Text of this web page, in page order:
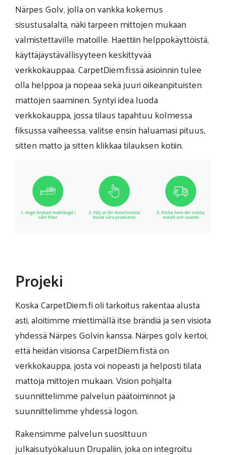
Närpes Golv, jolla on vankka kokemus
sisustusalalta, näki tarpeen mittojen mukaan
valmistettaville matoille. Haettiin helppokäyttöistä,
käyttäjäystävällisyyteen keskittyvää
verkkokauppaa. CarpetDiem.fi:ssä asioinnin tulee
olla helppoa ja nopeaa sekä juuri oikeanpituisten
mattojen saaminen. Syntyi idea luoda
verkkokauppa, jossa tilaus tapahtuu kolmessa
fiksussa vaiheessa, valitse ensin haluamasi pituus,
sitten matto ja sitten klikkaa tilauksen kotiin.
Projeki
Koska CarpetDiem.fi oli tarkoitus rakentaa alusta
asti, aloitimme miettimällä itse brändiä ja sen visiota
yhdessä Närpes Golvin kanssa. Närpes golv kertoi,
että heidän visionsa CarpetDiem.fi:stä on
verkkokauppa, josta voi nopeasti ja helposti tilata
mattoja mittojen mukaan. Vision pohjalta
suunnittelimme palvelun päätoiminnot ja
suunnittelimme yhdessä logon.
Rakensimme palvelun suosittuun
julkaisutyökaluun Drupaliin, joka on integroitu